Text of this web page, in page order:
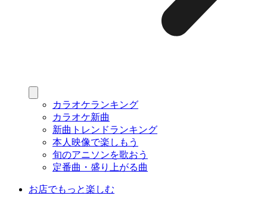
カラオケランキング
カラオケ新曲
新曲トレンドランキング
本人映像で楽しもう
旬のアニソンを歌おう
定番曲・盛り上がる曲
お店でもっと楽しむ